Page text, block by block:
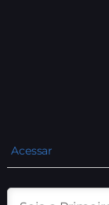
Acessar